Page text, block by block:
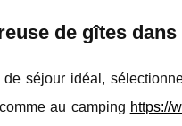
de gîtes
séjour idéal,
au camping https://